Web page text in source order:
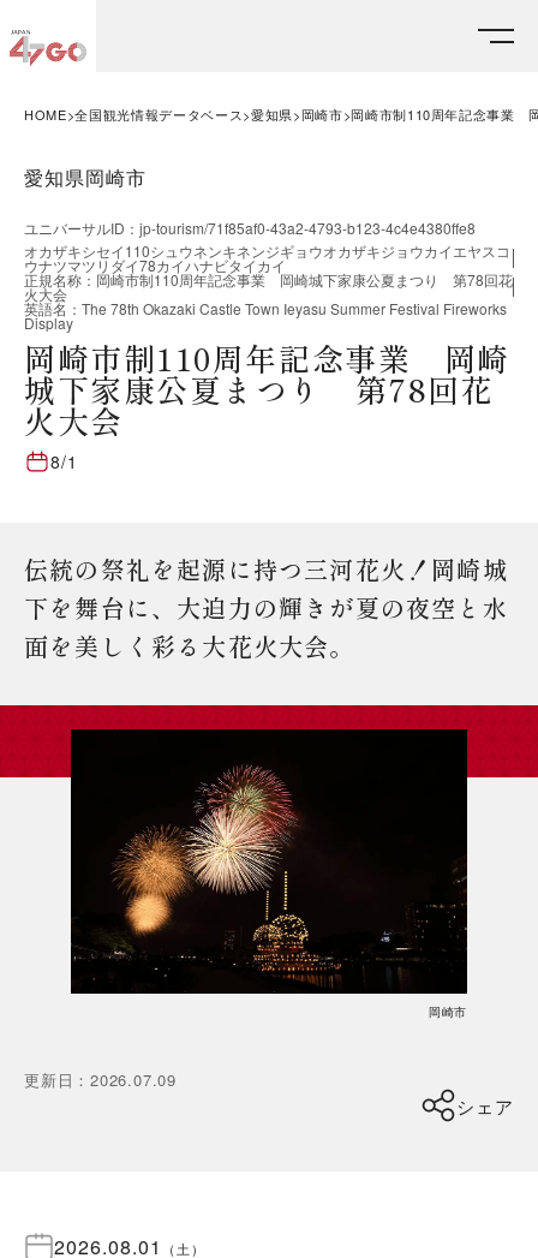
HOME 全国観光情報データベース 愛知県 岡崎市 岡崎市制110周年記念事業
愛知県岡崎市
ユニバーサルID ： jp-tourism/71f85af0-43a2-4793-b123-4c4e4380ffe8
オカザキシセイ110シュウネンキネンジギョウオカザキジョウカイエヤスコ
ウナツマツリダイ78カイハナビタイカイ
正規名称： 岡崎市制110周年記念事業 岡崎城下家康公夏まつり 第78回花
火大会
英語名 ： The 78th Okazaki Castle Town Ieyasu Summer Festival Fireworks
Display
岡崎市制110周年記念事業 岡崎
城下家康公夏まつり 第78回花
火大会
8/1
伝統の祭礼を起源に持つ三河花火！岡崎城
下を舞台に、大迫力の輝きが夏の夜空と水
面を美しく彩る大花火大会。
岡崎市
更新日 ：2026.07.09
シェア
2026.08.01 （ 土 ）